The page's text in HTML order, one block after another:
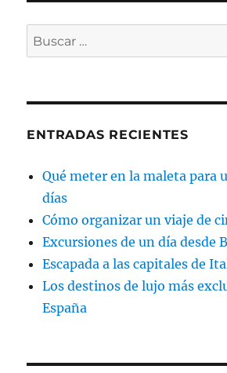
Buscar
por:
ENTRADAS RECIENTES
Qué meter en la maleta para
días
Cómo organizar un viaje de
Excursiones de un día desde
Escapada a las capitales de
Los destinos de lujo más
España